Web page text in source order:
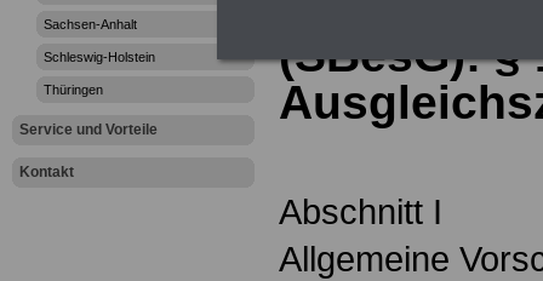
Sachsen-Anhalt
Schleswig-Holstein
Thüringen
Service und Vorteile
Kontakt
(SBesG): §
Abschnitt I
Allgemeine